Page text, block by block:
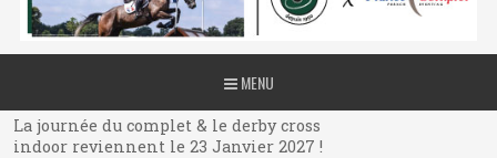
MENU
La journée du complet & le derby cross
indoor reviennent le 23 Janvier 2027 !
La journée du complet & le derby cross
indoor reviennent le 23 Janvier 2027 !